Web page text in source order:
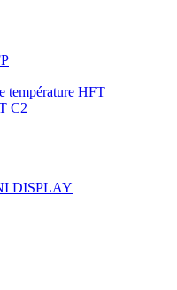
température HFT
C2
DISPLAY